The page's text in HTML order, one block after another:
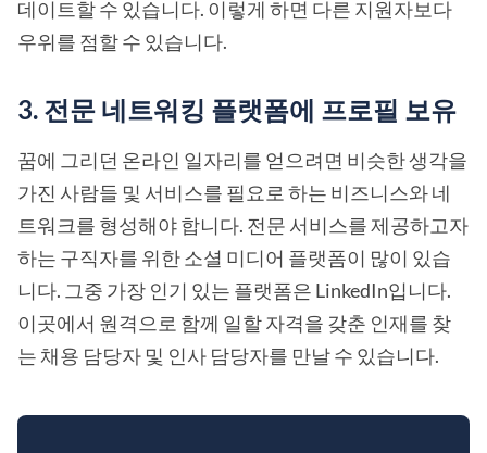
데이트할 수 있습니다. 이렇게 하면 다른 지원자보다
우위를 점할 수 있습니다.
3. 전문 네트워킹 플랫폼에 프로필 보유
꿈에 그리던 온라인 일자리를 얻으려면 비슷한 생각을
가진 사람들 및 서비스를 필요로 하는 비즈니스와 네
트워크를 형성해야 합니다. 전문 서비스를 제공하고자
하는 구직자를 위한 소셜 미디어 플랫폼이 많이 있습
니다. 그중 가장 인기 있는 플랫폼은 LinkedIn입니다.
이곳에서 원격으로 함께 일할 자격을 갖춘 인재를 찾
는 채용 담당자 및 인사 담당자를 만날 수 있습니다.